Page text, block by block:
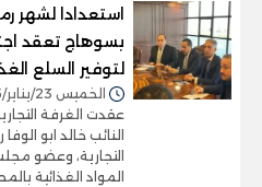
استعدادا لشهر
بسوهاج تعقد
لتوفير السلع
الخميس 23/يناير/2025 - 05:05 م
عقدت الغرفة
النائب خالد ابو
التجارية، وعضو
المواد الغذائية